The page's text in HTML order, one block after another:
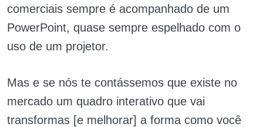
comerciais sempre é acompanhado de um
PowerPoint, quase sempre espelhado com o
uso de um projetor.
Mas e se nós te contássemos que existe no
mercado um quadro interativo que vai
transformas [e melhorar] a forma como você